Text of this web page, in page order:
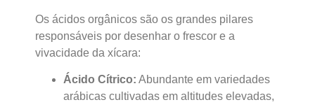
Os ácidos orgânicos são os grandes pilares
responsáveis por desenhar o frescor e a
vivacidade da xícara:
Ácido Cítrico: Abundante em variedades
arábicas cultivadas em altitudes elevadas,